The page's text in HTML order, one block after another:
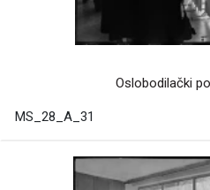
Oslobodilački
MS_28_A_31